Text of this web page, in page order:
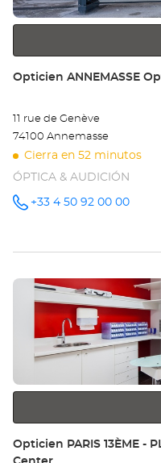
información
Tienda:
Opticien ANNEMASSE
11 rue de Genève
74100 Annemasse
Cierra en 52 minutos
ÓPTICA & AUDICIÓN
número
+33 4 50 92 00 00
Pulse
ENTER
obtener
más
Tienda:
Opticien PARIS 13ÈME -